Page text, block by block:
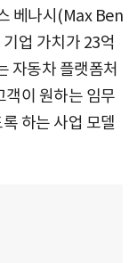
베나시(Max Ben
업 가치가 23억
자동차 플랫폼처
객이 원하는 임무
하는 사업 모델